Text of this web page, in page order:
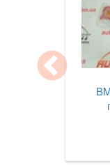
X3 II F25
X3 III G01
X3M III F97